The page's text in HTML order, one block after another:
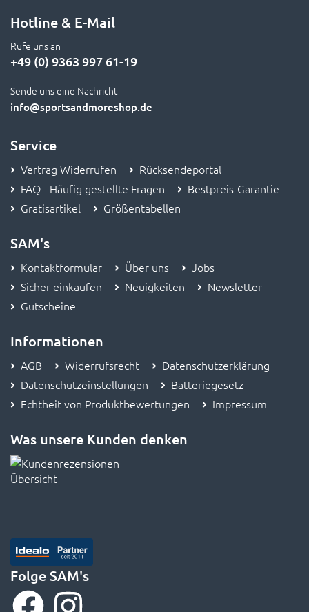
Hotline & E-Mail
Rufe uns an
+49 (0) 9363 997 61-19
Sende uns eine Nachricht
info@sportsandmoreshop.de
Service
Vertrag Widerrufen
Rücksendeportal
FAQ - Häufig gestellte Fragen
Bestpreis-Garantie
Gratisartikel
Größentabellen
SAM's
Kontaktformular Über uns
Jobs
Sicher einkaufen
Neuigkeiten
Newsletter
Gutscheine
Informationen
AGB Widerrufsrecht
Datenschutzerklärung
Datenschutzeinstellungen
Batteriegesetz
Echtheit von Produktbewertungen
Impressum
Was unsere Kunden denken
Folge SAM's